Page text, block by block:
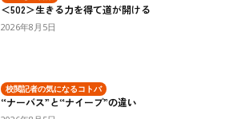
＜502＞生きる力を得て道が開ける
2026年8月5日
校閲記者の気になるコトバ
“ナーバス”と“ナイーブ”の違い